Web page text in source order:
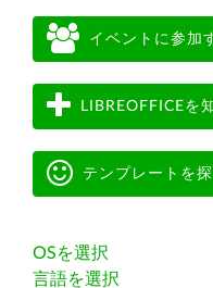
イベントに参加
LIBREOFFICEを
テンプレートを
OSを選択
言語を選択